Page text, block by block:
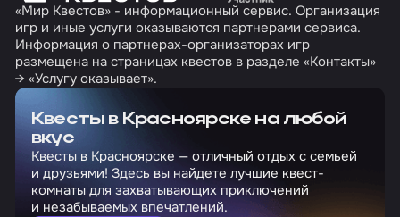
«Мир Квестов» - информационный сервис. Организация
игр и иные услуги оказываются партнерами сервиса.
Информация о партнерах-организаторах игр
размещена на страницах квестов в разделе «Контакты»
→ «Услугу оказывает».
Квесты в Красноярске на любой
вкус
Квесты в Красноярске — отличный отдых с семьей
и друзьями! Здесь вы найдете лучшие квест-
комнаты для захватывающих приключений
и незабываемых впечатлений.